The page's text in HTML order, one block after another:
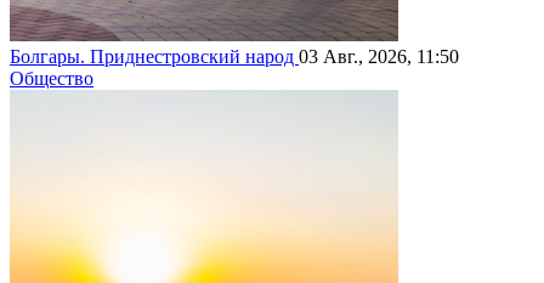
Болгары. Приднестровский народ 03 Авг., 2026, 11:50
Общество